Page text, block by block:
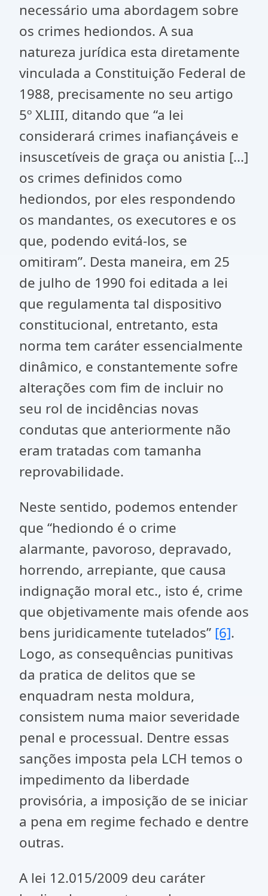
necessário uma abordagem sobre
os crimes hediondos. A sua
natureza jurídica esta diretamente
vinculada a Constituição Federal de
1988, precisamente no seu artigo
5º XLIII, ditando que “a lei
considerará crimes inafiançáveis e
insuscetíveis de graça ou anistia [...]
os crimes definidos como
hediondos, por eles respondendo
os mandantes, os executores e os
que, podendo evitá-los, se
omitiram”. Desta maneira, em 25
de julho de 1990 foi editada a lei
que regulamenta tal dispositivo
constitucional, entretanto, esta
norma tem caráter essencialmente
dinâmico, e constantemente sofre
alterações com fim de incluir no
seu rol de incidências novas
condutas que anteriormente não
eram tratadas com tamanha
reprovabilidade.
Neste sentido, podemos entender
que “hediondo é o crime
alarmante, pavoroso, depravado,
horrendo, arrepiante, que causa
indignação moral etc., isto é, crime
que objetivamente mais ofende aos
bens juridicamente tutelados” [6].
Logo, as consequências punitivas
da pratica de delitos que se
enquadram nesta moldura,
consistem numa maior severidade
penal e processual. Dentre essas
sanções imposta pela LCH temos o
impedimento da liberdade
provisória, a imposição de se iniciar
a pena em regime fechado e dentre
outras.
A lei 12.015/2009 deu caráter